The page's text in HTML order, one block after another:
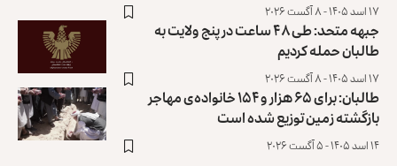
۱۷ اسد ۱۴۰۵ - ۸ آگست ۲۰۲۶
جبهه متحد: طی ۴۸ ساعت در پنج ولایت به
طالبان حمله کردیم
۱۷ اسد ۱۴۰۵ - ۸ آگست ۲۰۲۶
طالبان: برای ۶۵ هزار و ۱۵۴ خانواده‌ی مهاجر
بازگشته زمین توزیع ‏شده است
۱۴ اسد ۱۴۰۵ - ۵ آگست ۲۰۲۶